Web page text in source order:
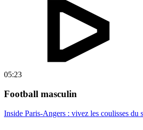
05:23
Football masculin
Inside Paris-Angers : vivez les coulisses du